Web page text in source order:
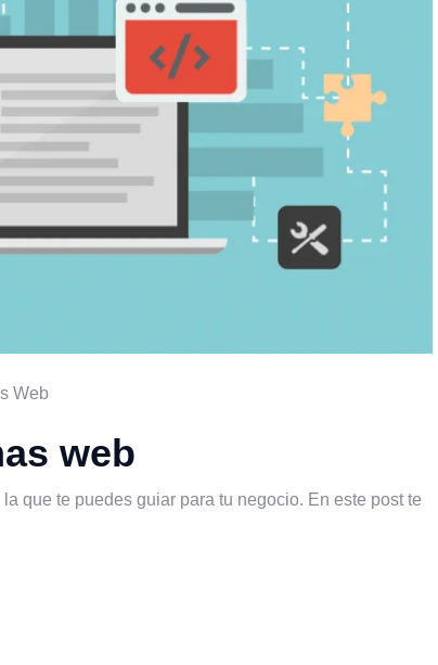
Web
web
que te puedes guiar para tu negocio. En este post te